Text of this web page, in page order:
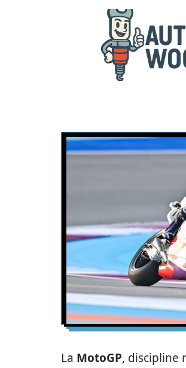
La MotoGP, discipline